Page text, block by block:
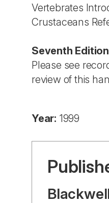
Vertebrates
Crustaceans
Seventh Edition
Please see
review of this
Year: 1999